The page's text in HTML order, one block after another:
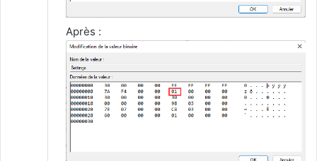
Après :